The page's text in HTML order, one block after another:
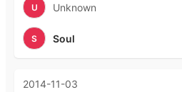
U Unknown
S Soul
2014-11-03